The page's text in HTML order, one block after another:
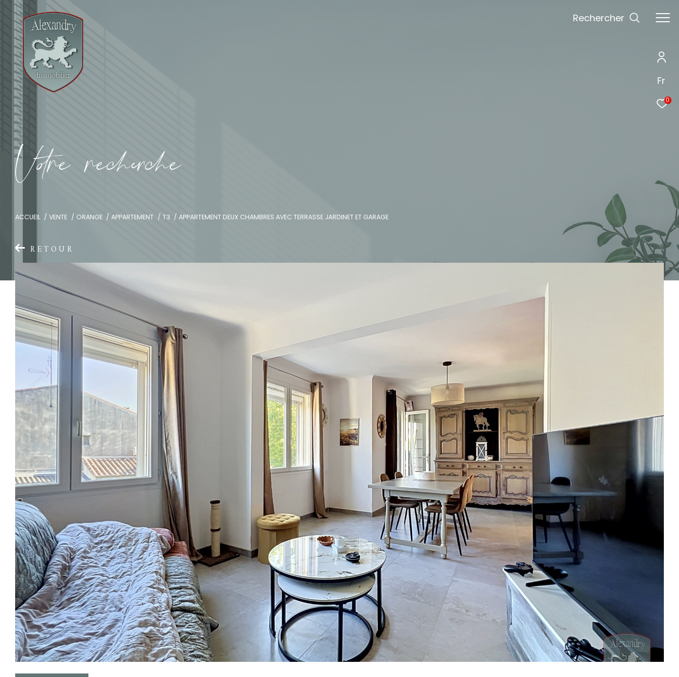
Fr
0
Rechercher
Vore recece
ACCUEIL VENTE ORANGE APPARTEMENT T3 APPARTEMENT DEUX CHAMBRES AVEC TERRASSE JARDINET ET GARAGE
RETOUR